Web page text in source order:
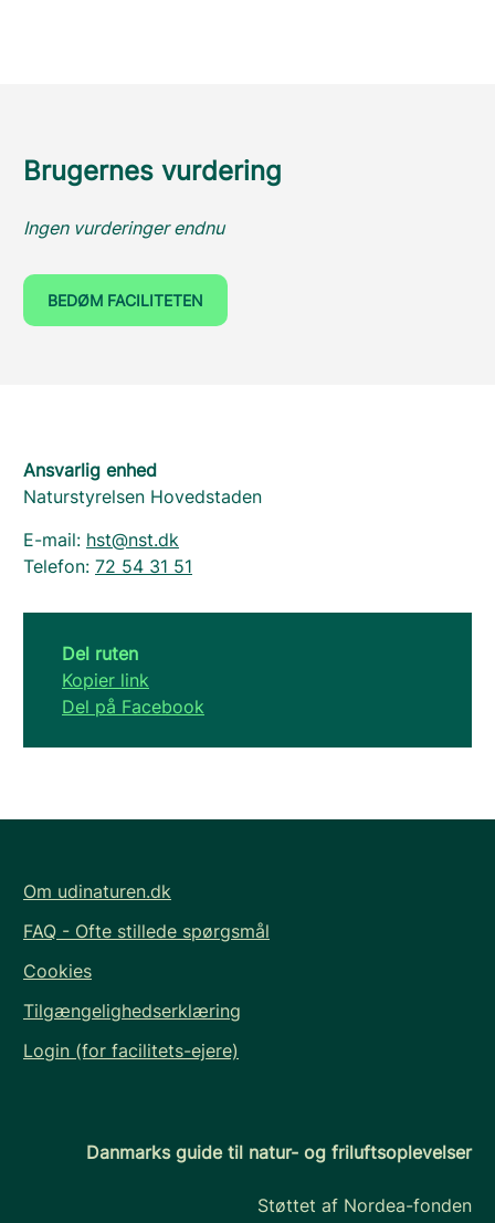
Brugernes vurdering
Ingen vurderinger endnu
BEDØM FACILITETEN
Ansvarlig enhed
Naturstyrelsen Hovedstaden
E-mail: hst@nst.dk
Telefon: 72 54 31 51
Del ruten
Kopier link
Del på Facebook
Om udinaturen.dk
FAQ - Ofte stillede spørgsmål
Cookies
Tilgængelighedserklæring
Login (for facilitets-ejere)
Danmarks guide til natur- og friluftsoplevelser
Støttet af Nordea-fonden